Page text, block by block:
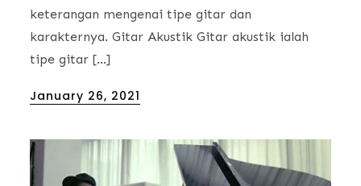
keterangan mengenai tipe gitar dan
karakternya. Gitar Akustik Gitar akustik ialah
tipe gitar […]
Posted
January 26, 2021